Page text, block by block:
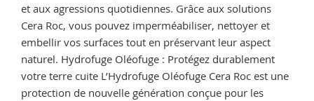
et aux agressions quotidiennes. Grâce aux solutions
Cera Roc, vous pouvez imperméabiliser, nettoyer et
embellir vos surfaces tout en préservant leur aspect
naturel. Hydrofuge Oléofuge : Protégez durablement
votre terre cuite L’Hydrofuge Oléofuge Cera Roc est une
protection de nouvelle génération conçue pour les